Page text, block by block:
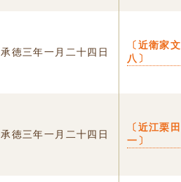
承徳三年一月二十四日
〔近衛家
八〕
承徳三年一月二十四日
〔近江栗
一〕